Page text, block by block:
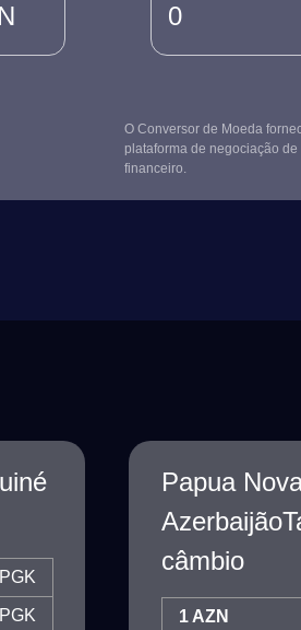
O Conversor de Moeda
plataforma de negociação
financeiro.
Papua
câmbio
1 AZN